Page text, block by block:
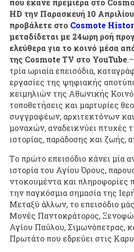
που έκανε πρεμιέρα στο
HD την Παρασκευή 10
προβάλετε στο Cosmote
μεταδίδεται με 24ωρη ροή
ελεύθερα για το κοινό μέσα
της Cosmote TV στο YouTube.
τρία ωριαία επεισόδια,
εργασίες της ψηφιακής
κειμηλιών της Αθωνικής
τοποθετήσεις και μαρτυρίες
συγγραφέων, αρχιτεκτόνων
μοναχών, αναδεικνύει πτυχές
ιστορίας, παράδοσης και ζωής,
Τo πρώτο επεισόδιο κάνει μία
ιστορία του Αγίου Όρους,
ντοκουμέντα και πληροφορίες
την παγκόσμια σημασία της
Μεταξύ άλλων, το επεισόδιο
Μονές Παντοκράτορος,
Αγίου Παύλου, Σιμωνόπετρας,
Πρωτάτο που εδρεύει στις